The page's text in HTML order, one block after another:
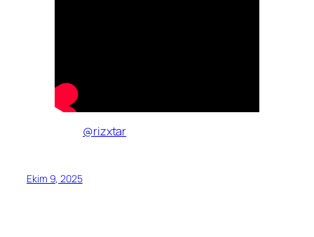
@rizxtar
Ekim 9, 2025